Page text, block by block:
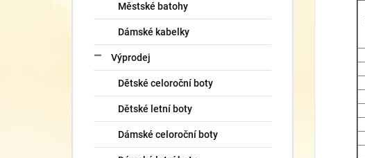
Městské batohy
Dámské kabelky
Výprodej
Dětské celoroční boty
Dětské letní boty
Dámské celoroční boty